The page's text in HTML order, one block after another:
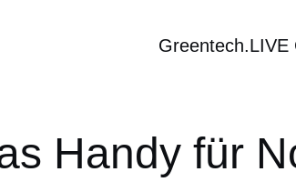
Greentech.LIVE
Handy für